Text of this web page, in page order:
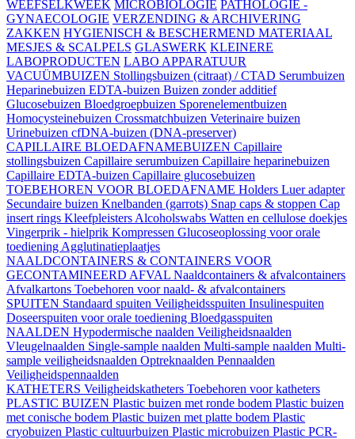
WEEFSELKWEEK MICROBIOLOGIE PATHOLOGIE -
GYNAECOLOGIE VERZENDING & ARCHIVERING
ZAKKEN HYGIENISCH & BESCHERMEND MATERIAAL
MESJES & SCALPELS GLASWERK KLEINERE
LABOPRODUCTEN LABO APPARATUUR
VACUÜMBUIZEN Stollingsbuizen (citraat) / CTAD Serumbuizen
Heparinebuizen EDTA-buizen Buizen zonder additief
Glucosebuizen Bloedgroepbuizen Sporenelementbuizen
Homocysteinebuizen Crossmatchbuizen Veterinaire buizen
Urinebuizen cfDNA-buizen (DNA-preserver)
CAPILLAIRE BLOEDAFNAMEBUIZEN Capillaire
stollingsbuizen Capillaire serumbuizen Capillaire heparinebuizen
Capillaire EDTA-buizen Capillaire glucosebuizen
TOEBEHOREN VOOR BLOEDAFNAME Holders Luer adapter
Secundaire buizen Knelbanden (garrots) Snap caps & stoppen Cap
insert rings Kleefpleisters Alcoholswabs Watten en cellulose doekjes
Vingerprik - hielprik Kompressen Glucoseoplossing voor orale
toediening Agglutinatieplaatjes
NAALDCONTAINERS & CONTAINERS VOOR
GECONTAMINEERD AFVAL Naaldcontainers & afvalcontainers
Afvalkartons Toebehoren voor naald- & afvalcontainers
SPUITEN Standaard spuiten Veiligheidsspuiten Insulinespuiten
Doseerspuiten voor orale toediening Bloedgasspuiten
NAALDEN Hypodermische naalden Veiligheidsnaalden
Vleugelnaalden Single-sample naalden Multi-sample naalden Multi-
sample veiligheidsnaalden Optreknaalden Pennaalden
Veiligheidspennaalden
KATHETERS Veiligheidskatheters Toebehoren voor katheters
PLASTIC BUIZEN Plastic buizen met ronde bodem Plastic buizen
met conische bodem Plastic buizen met platte bodem Plastic
cryobuizen Plastic cultuurbuizen Plastic microbuizen Plastic PCR-